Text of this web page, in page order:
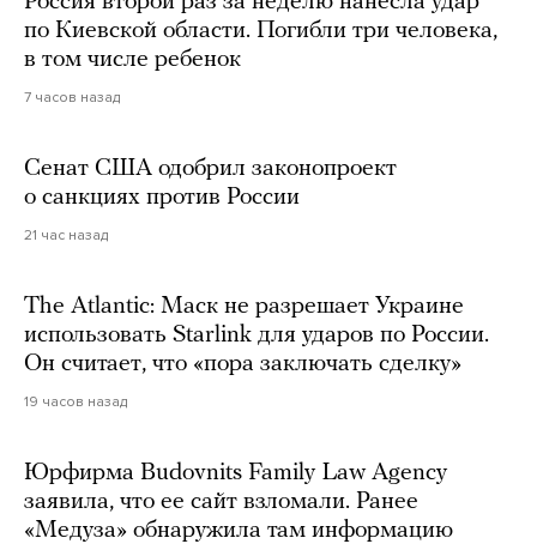
по Киевской области. Погибли три человека,
в том числе ребенок
7 часов назад
Сенат США одобрил законопроект
о санкциях против России
21 час назад
The Atlantic: Маск не разрешает Украине
использовать Starlink для ударов по России.
Он считает, что «пора заключать сделку»
19 часов назад
Юрфирма Budovnits Family Law Agency
заявила, что ее сайт взломали. Ранее
«Медуза» обнаружила там информацию